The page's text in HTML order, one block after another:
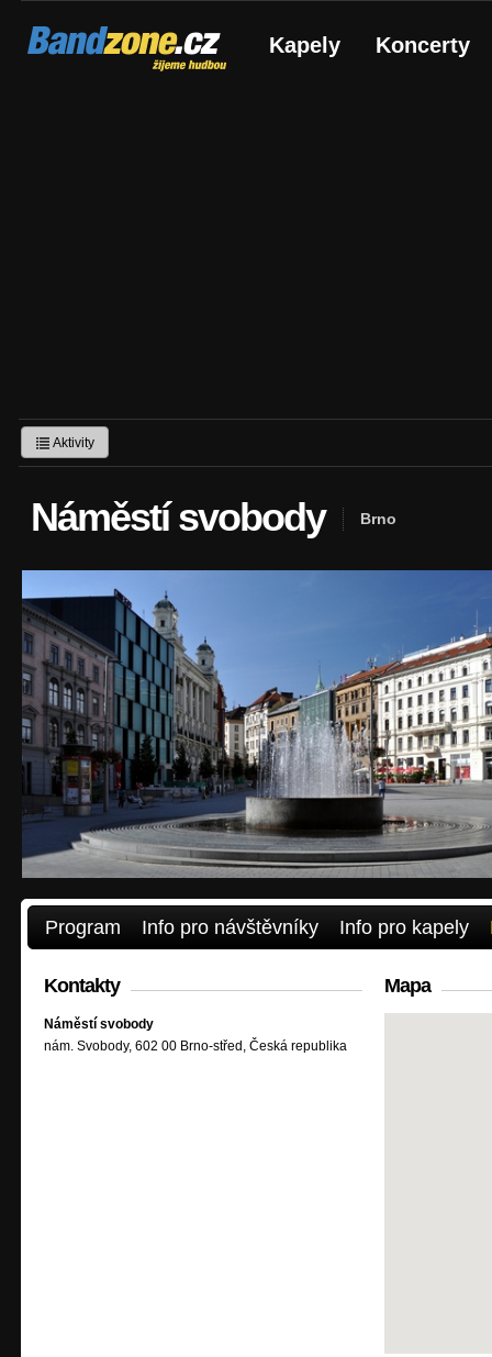
Bandzone.cz
žijeme hudbou Kapely Koncerty
Aktivity
Náměstí svobody Brno
Program Info pro návštěvníky Info pro kapely
Kontakty
Náměstí svobody
nám. Svobody, 602 00 Brno-střed, Česká republika
Mapa